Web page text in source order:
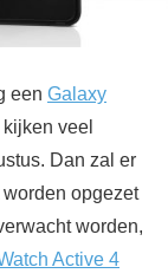
een Galaxy
veel
Dan zal er
opgezet
worden,
Active 4